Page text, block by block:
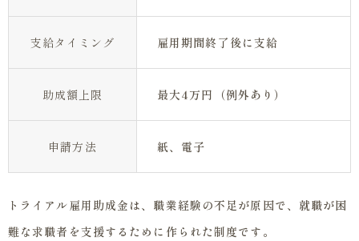
支給タイミング 雇用期間終了後に支給
助成額上限 最大4万円（例外あり）
申請方法 紙、電子
トライアル雇用助成金は、職業経験の不足が原因で、就職が困
難な求職者を支援するために作られた制度です。